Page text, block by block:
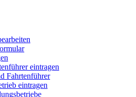
eintragen
Fahrtenführer
eintragen